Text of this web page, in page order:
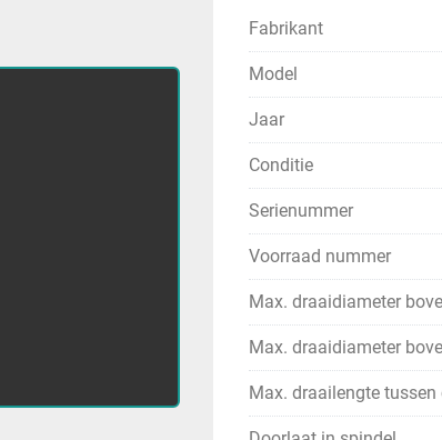
Fabrikant
Model
Jaar
Conditie
Serienummer
Voorraad nummer
Max. draaidiameter
Max. draaidiameter
Max. draailengte tussen